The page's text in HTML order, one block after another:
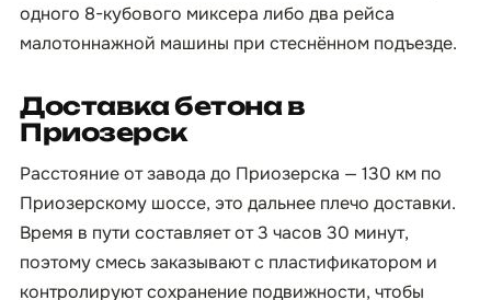
одного 8-кубового миксера либо два рейса
малотоннажной машины при стеснённом подъезде.
Доставка бетона в
Приозерск
Расстояние от завода до Приозерска — 130 км по
Приозерскому шоссе, это дальнее плечо доставки.
Время в пути составляет от 3 часов 30 минут,
поэтому смесь заказывают с пластификатором и
контролируют сохранение подвижности, чтобы